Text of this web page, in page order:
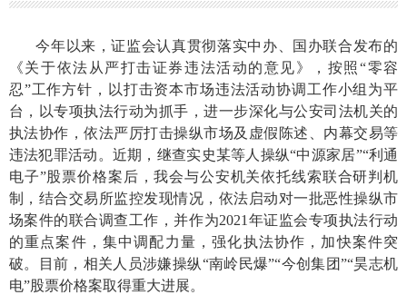
今年以来，证监会认真贯彻落实中办、国办联合发布的
《关于依法从严打击证券违法活动的意见》，按照“零容
忍”工作方针，以打击资本市场违法活动协调工作小组为平
台，以专项执法行动为抓手，进一步深化与公安司法机关的
执法协作，依法严厉打击操纵市场及虚假陈述、内幕交易等
违法犯罪活动。近期，继查实史某等人操纵“中源家居”“利通
电子”股票价格案后，我会与公安机关依托线索联合研判机
制，结合交易所监控发现情况，依法启动对一批恶性操纵市
场案件的联合调查工作，并作为2021年证监会专项执法行动
的重点案件，集中调配力量，强化执法协作，加快案件突
破。目前，相关人员涉嫌操纵“南岭民爆”“今创集团”“昊志机
电”股票价格案取得重大进展。